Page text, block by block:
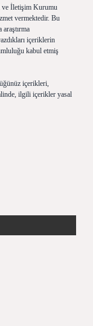
ve İletişim Kurumu
vermektedir. Bu
içeriklerin
kabul etmiş
içerikleri,
ilgili içerikler yasal